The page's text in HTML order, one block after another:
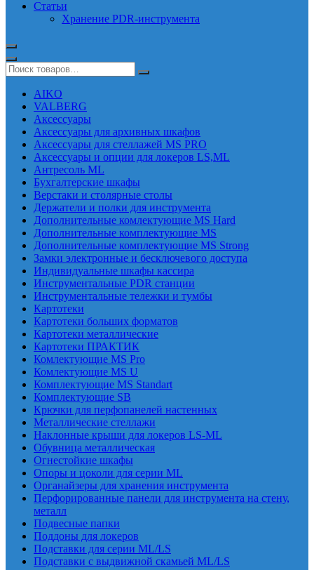
Статьи
Хранение PDR-инструмента
AIKO
VALBERG
Аксессуары
Аксессуары для архивных шкафов
Аксессуары для стеллажей MS PRO
Аксессуары и опции для локеров LS,ML
Антресоль ML
Бухгалтерские шкафы
Верстаки и столярные столы
Держатели и полки для инструмента
Дополнительные комлектующие MS Hard
Дополнительные комплектующие MS
Дополнительные комплектующие MS Strong
Замки электронные и бесключевого доступа
Индивидуальные шкафы кассира
Инструментальные PDR станции
Инструментальные тележки и тумбы
Картотеки
Картотеки больших форматов
Картотеки металлические
Картотеки ПРАКТИК
Комлектующие MS Pro
Комлектующие MS U
Комплектующие MS Standart
Комплектующие SB
Крючки для перфопанелей настенных
Металлические стеллажи
Наклонные крыши для локеров LS-ML
Обувница металлическая
Огнестойкие шкафы
Опоры и цоколи для серии ML
Органайзеры для хранения инструмента
Перфорированные панели для инструмента на стену,
металл
Подвесные папки
Поддоны для локеров
Подставки для серии ML/LS
Подставки с выдвижной скамьей ML/LS